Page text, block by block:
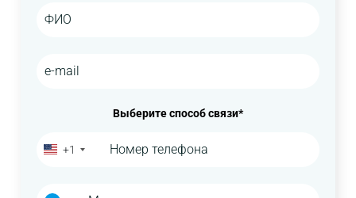
Выберите способ связи*
+1